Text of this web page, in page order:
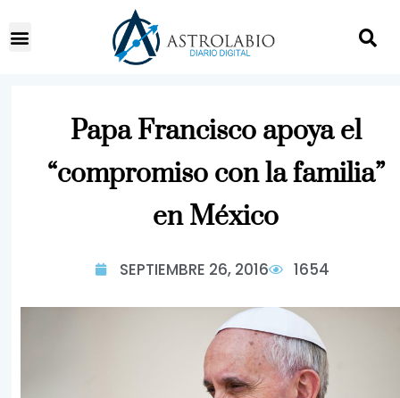
Papa Francisco apoya el
“compromiso con la familia”
en México
SEPTIEMBRE 26, 2016 1654